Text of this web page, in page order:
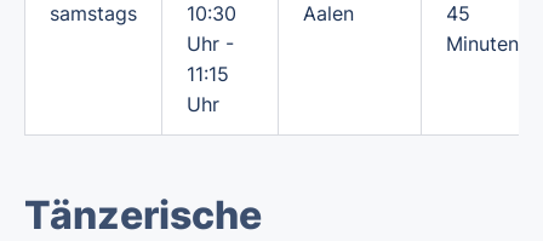
samstags
10:30
Uhr -
11:15
Uhr
Aalen
45
Minuten
Tänzerische